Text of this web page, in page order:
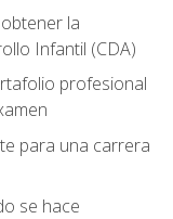
la
Infantil (CDA)
profesional
para una carrera
se hace